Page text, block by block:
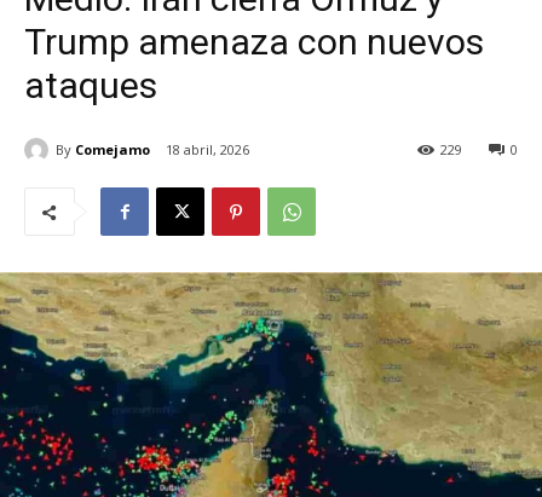
Trump amenaza con nuevos
ataques
By Comejamo 18 abril, 2026 0
229